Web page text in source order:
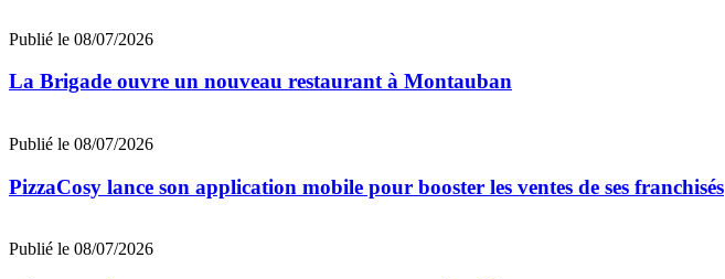
Publié le 08/07/2026
La Brigade ouvre un nouveau restaurant à Montauban
Publié le 08/07/2026
PizzaCosy lance son application mobile pour booster les ventes de ses franchisés
Publié le 08/07/2026